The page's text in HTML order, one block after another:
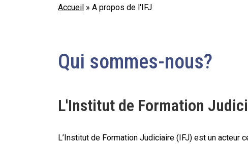
Fil d'Ariane
Accueil A propos de l'IFJ
Qui sommes-nous?
L'Institut de Formation
L’Institut de Formation Judiciaire (IFJ) est un